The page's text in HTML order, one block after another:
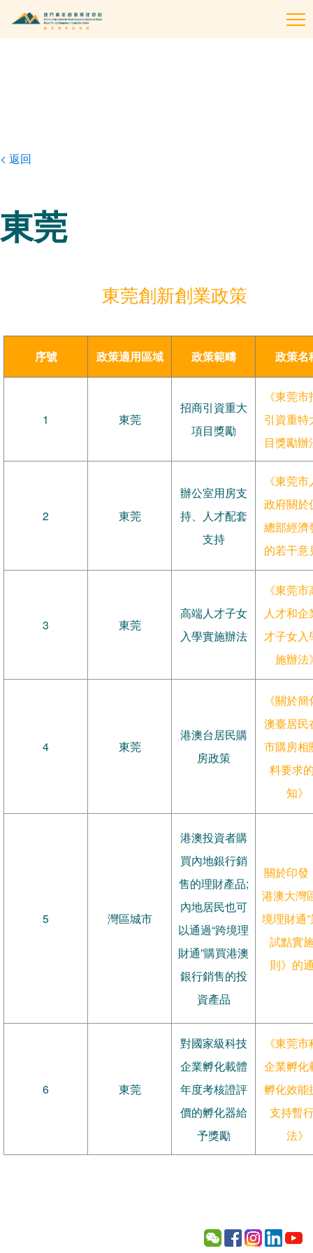
< 返回
東莞
東莞創新創業政策
序號 政策適用區域 政策範疇 政策名
1 東莞
招商引資重大
項目獎勵
《東莞
引資重特
目獎勵辦
2 東莞
辦公室用房支
持、人才配套
支持
《東莞
政府關於
總部經濟
的若干意
3 東莞
高端人才子女
入學實施辦法
《東莞
人才和企
才子女入
施辦法
4 東莞
港澳台居民購
房政策
《關於
澳臺居民
市購房相
料要求
知》
5 灣區城市
港澳投資者購
買內地銀行銷
售的理財產品;
內地居民也可
以通過“跨境理
財通”購買港澳
銀行銷售的投
資產品
關於印發
港澳大灣
境理財通
試點實
則》的
6 東莞
對國家級科技
企業孵化載體
年度考核證評
價的孵化器給
予獎勵
《東莞
企業孵化
孵化效能
支持暫
法》